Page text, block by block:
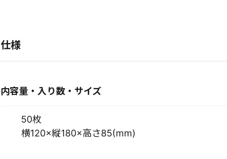
仕様
内容量・入り数・サイズ
50枚
横120×縦180×高さ85(mm)